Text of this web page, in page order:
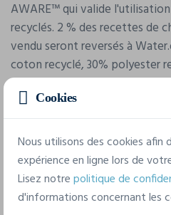
AWARE™ qui valide
recyclés. 2 % des recettes de
vendu seront reversés à
coton recyclé, 30% polyester
à 60 cm, taille unique.
Caractéristiques
Marque
4Do
Cookies
Nous utilisons des cookies afin
expérience en ligne lors de
Lisez notrepolitique de
d'informations concernant les